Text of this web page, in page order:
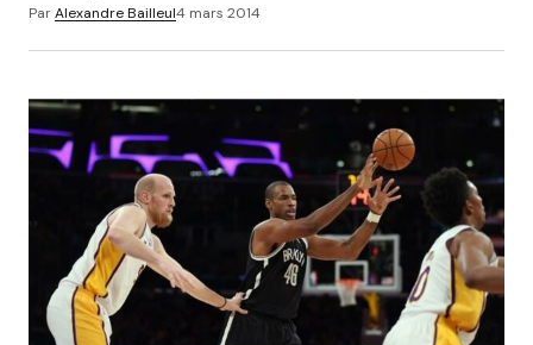
ParAlexandre Bailleul4 mars 2014